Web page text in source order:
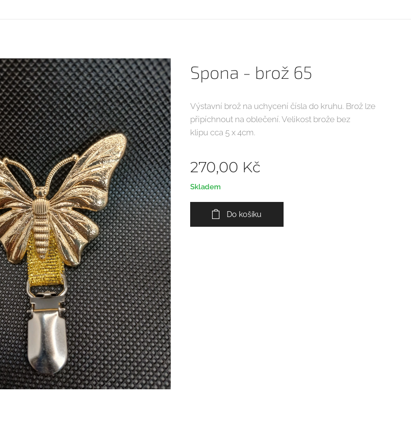
Spona - brož 65
Výstavní brož na uchycení čísla do kruhu. Brož lze
připíchnout na oblečení. Velikost brože bez
klipucca 5 x 4cm.
270,00 Kč
Skladem
Do košíku